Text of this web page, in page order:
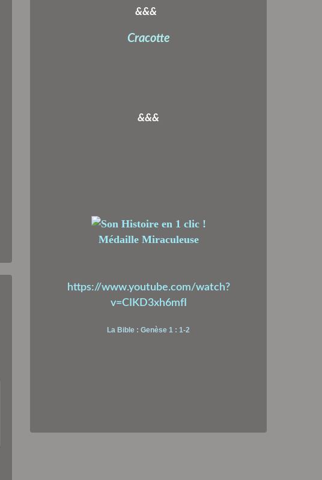
&&&
Cracotte
&&&
Médaille Miraculeuse
https://www.youtube.com/watch?
v=CIKD3xh6mfI
La Bible : Genèse 1 : 1-2